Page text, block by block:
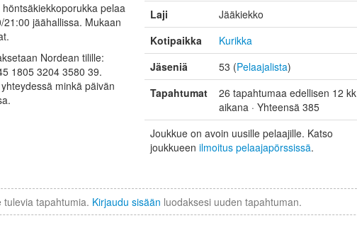
pelaa
jäähallissa. Mukaan
Nordean tilille:
1805 3204 3580 39.
minkä päivän
Laji
Jääkiekko
Kotipaikka
Kurikka
Jäseniä
53 (Pelaajalista)
Tapahtumat
26 tapahtumaa edellisen 12 kk
aikana · Yhteensä 385
Joukkue on avoin uusille pelaajille. Katso
joukkueen ilmoitus pelaajapörssissä.
tapahtumia. Kirjaudu sisään luodaksesi uuden tapahtuman.